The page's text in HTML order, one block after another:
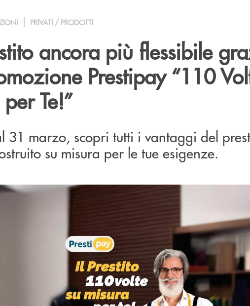
PRIVATI / PRODOTTI
ancora più flessibile
Prestipay “110
Te!”
31 marzo, scopri tutti i vantaggi del
su misura per le tue esigenze.